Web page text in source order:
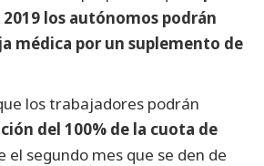
2019 los autónomos podrán
médica por un suplemento de
los trabajadores podrán
del 100% de la cuota de
el segundo mes que se den de